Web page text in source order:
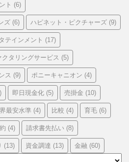
ト (6)
ズ (6) ハピネット・ピクチャーズ (9)
テインメント (17)
クタリングサービス (5)
ス (9) ポニーキャニオン (4)
即日現金化 (5) 売掛金 (10)
最安水準 (4) 比較 (4) 育毛 (6)
(4) 請求書先払い (8)
(13) 資金調達 (13) 金融 (60)